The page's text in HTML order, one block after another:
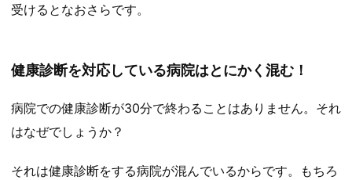
受けるとなおさらです。
健康診断を対応している病院はとにかく混む！
病院での健康診断が30分で終わることはありません。それ
はなぜでしょうか？
それは健康診断をする病院が混んでいるからです。もちろ